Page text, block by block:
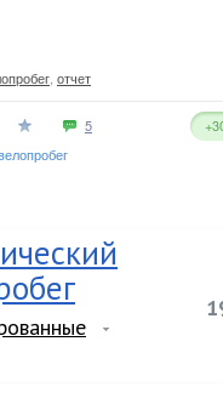
отчет
5